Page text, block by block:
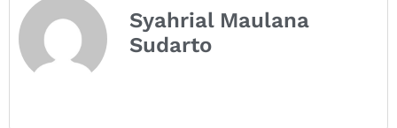
Syahrial Maulana
Sudarto